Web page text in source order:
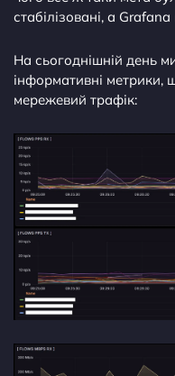
стабілізовані, а
На сьогоднішній день
інформативні метрики,
мережевий трафік: